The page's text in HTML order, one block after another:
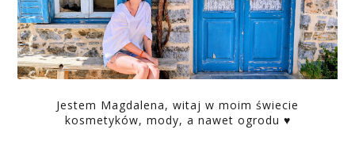
Jestem Magdalena, witaj w moim świecie
kosmetyków, mody, a nawet ogrodu ♥